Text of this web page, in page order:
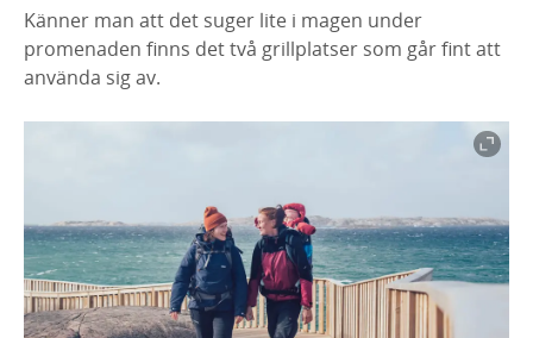
Känner man att det suger lite i magen under
promenaden finns det två grillplatser som går fint att
använda sig av.